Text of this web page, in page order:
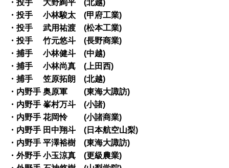
・投手 大野絢平 (北越)
・投手 小林駿太 (甲府工業)
・投手 武用祐渡 (松本工業)
・投手 竹元悠斗 (長野商業)
・捕手 小林健斗 (中越)
・捕手 小林尚真 (上田西)
・捕手 笠原拓朗 (北越)
・内野手 奥原軍 (東海大諏訪)
・内野手 峯村万斗 (小諸)
・内野手 花岡怜 (小諸商業)
・内野手 田中翔斗 (日本航空山梨)
・内野手 平澤裕樹 (東海大諏訪)
・外野手 小玉涼真 (更級農業)